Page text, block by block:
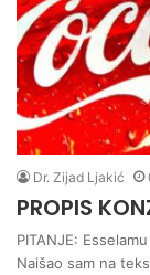
Dr. Zijad Ljakić
PROPIS
PITANJE:
Naišao sam na